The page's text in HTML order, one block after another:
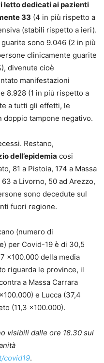
letto dedicati ai pazienti
33 (4 in più rispetto a
(stabili rispetto a ieri).
sono 9.046 (2 in più
clinicamente guarite
divenute cioè
manifestazioni
8.928 (1 in più rispetto a
a tutti gli effetti, le
tampone negativo.
Restano,
dell’epidemia cosi
81 a Pistoia, 174 a Massa
63 a Livorno, 50 ad Arezzo,
sono decedute sul
fuori regione.
(numero di
per Covid-19 è di 30,5
x100.000 della media
riguarda le province, il
a Massa Carrara
e Lucca (37,4
(11,3 x100.000).
visibili dalle ore 18.30 sul
covid19.